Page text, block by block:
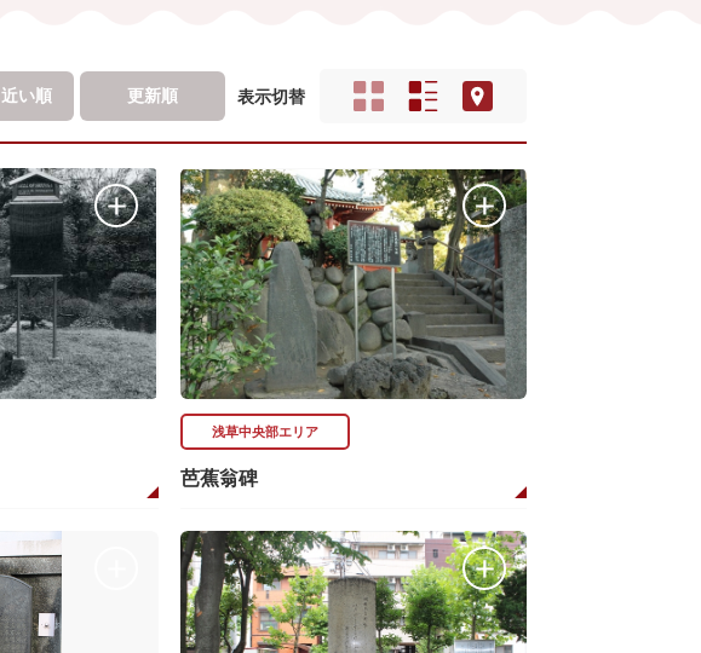
近い順 更新順 表示切替
浅草中央部エリア
芭蕉翁碑